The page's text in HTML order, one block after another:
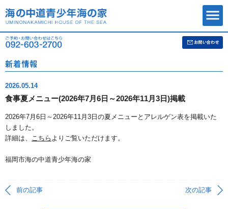
2026.05.14
食事夏メニュー(2026年7月6日～2026年11月3日)掲載
2026年7月6日～2026年11月3日の夏メニューとアレルゲン表を掲載いた
しました。
詳細は、 こちら よりご覧いただけます。
福岡市海の中道青少年海の家
前の記事 次の記事